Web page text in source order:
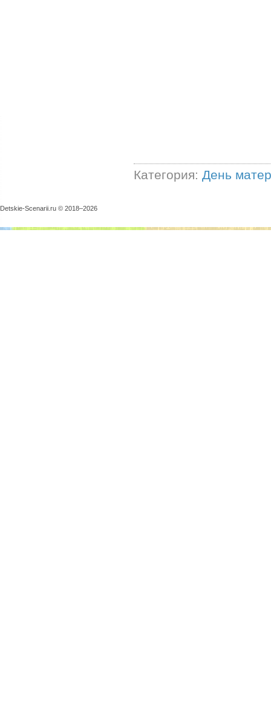
Категория: День
Detskie-Scenarii.ru © 2018–2026